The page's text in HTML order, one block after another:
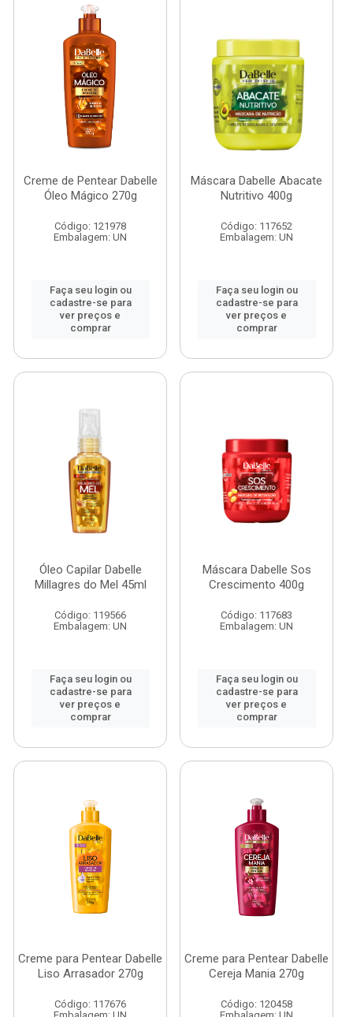
Creme de Pentear Dabelle
Óleo Mágico 270g
Código: 121978
Embalagem: UN
Faça seu login ou
cadastre-se para
ver preços e
comprar
Máscara Dabelle Abacate
Nutritivo 400g
Código: 117652
Embalagem: UN
Faça seu login ou
cadastre-se para
ver preços e
comprar
Óleo Capilar Dabelle
Millagres do Mel 45ml
Código: 119566
Embalagem: UN
Faça seu login ou
cadastre-se para
ver preços e
comprar
Máscara Dabelle Sos
Crescimento 400g
Código: 117683
Embalagem: UN
Faça seu login ou
cadastre-se para
ver preços e
comprar
Creme para Pentear Dabelle
Liso Arrasador 270g
Código: 117676
Creme para Pentear Dabelle
Cereja Mania 270g
Código: 120458